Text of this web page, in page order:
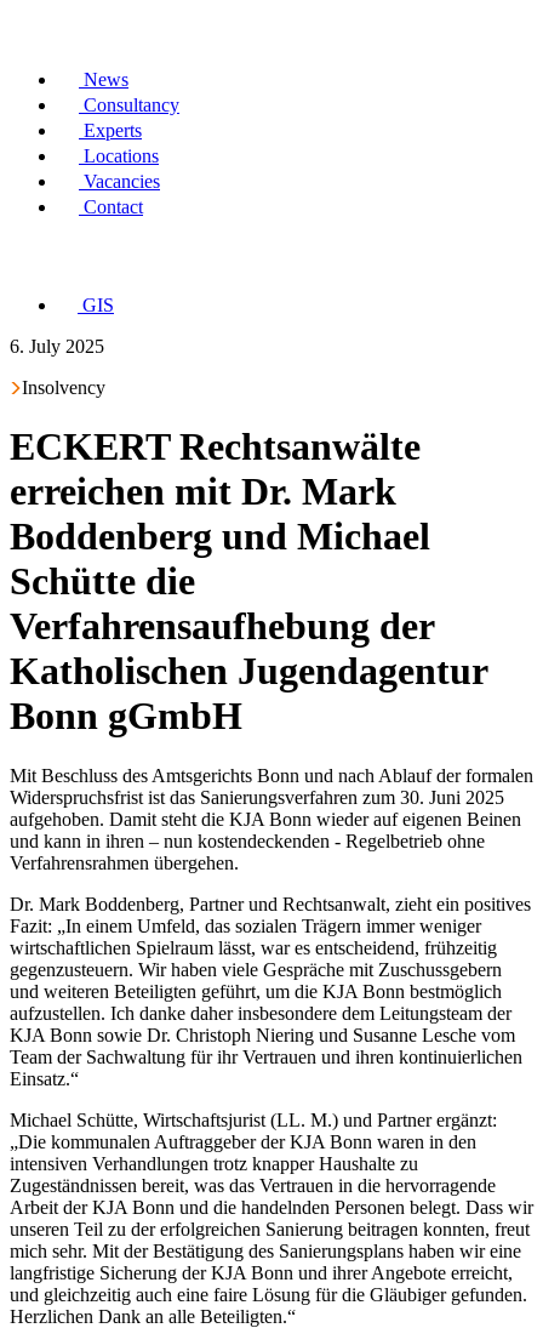
News
Consultancy
Experts
Locations
Vacancies
Contact
GIS
6. July 2025
Insolvency
ECKERT Rechtsanwälte
erreichen mit Dr. Mark
Boddenberg und Michael
Schütte die
Verfahrensaufhebung der
Katholischen Jugendagentur
Bonn gGmbH
Mit Beschluss des Amtsgerichts Bonn und nach Ablauf der formalen
Widerspruchsfrist ist das Sanierungsverfahren zum 30. Juni 2025
aufgehoben. Damit steht die KJA Bonn wieder auf eigenen Beinen
und kann in ihren – nun kostendeckenden - Regelbetrieb ohne
Verfahrensrahmen übergehen.
Dr. Mark Boddenberg, Partner und Rechtsanwalt, zieht ein positives
Fazit: „In einem Umfeld, das sozialen Trägern immer weniger
wirtschaftlichen Spielraum lässt, war es entscheidend, frühzeitig
gegenzusteuern. Wir haben viele Gespräche mit Zuschussgebern
und weiteren Beteiligten geführt, um die KJA Bonn bestmöglich
aufzustellen. Ich danke daher insbesondere dem Leitungsteam der
KJA Bonn sowie Dr. Christoph Niering und Susanne Lesche vom
Team der Sachwaltung für ihr Vertrauen und ihren kontinuierlichen
Einsatz.“
Michael Schütte, Wirtschaftsjurist (LL. M.) und Partner ergänzt:
„Die kommunalen Auftraggeber der KJA Bonn waren in den
intensiven Verhandlungen trotz knapper Haushalte zu
Zugeständnissen bereit, was das Vertrauen in die hervorragende
Arbeit der KJA Bonn und die handelnden Personen belegt. Dass wir
unseren Teil zu der erfolgreichen Sanierung beitragen konnten, freut
mich sehr. Mit der Bestätigung des Sanierungsplans haben wir eine
langfristige Sicherung der KJA Bonn und ihrer Angebote erreicht,
und gleichzeitig auch eine faire Lösung für die Gläubiger gefunden.
Herzlichen Dank an alle Beteiligten.“